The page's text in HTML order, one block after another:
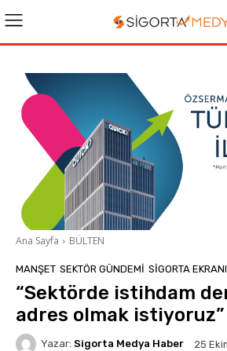
Ana Sayfa BÜLTEN
MANŞET SEKTÖR GÜNDEMİ SIGORTA EKRANI
“Sektörde istihdam
adres olmak istiyoruz”
Yazar: Sigorta Medya Haber 25